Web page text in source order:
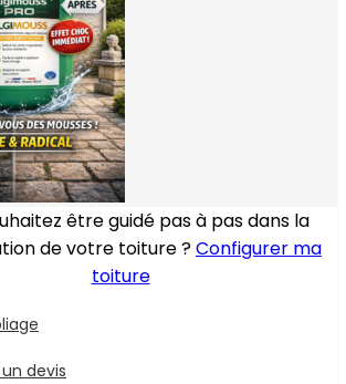
être guidé pas à pas dans la
de votre toiture ?Configurer ma
toiture
devis